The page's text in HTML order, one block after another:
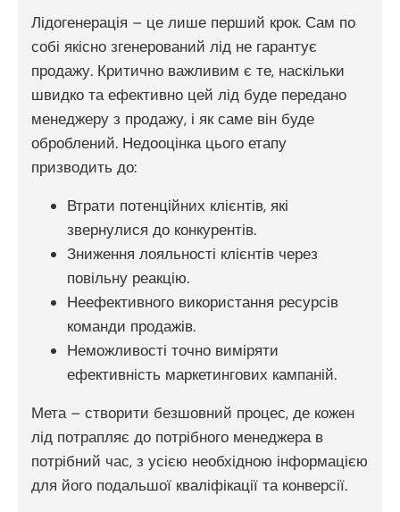
Лідогенерація – це лише перший крок. Сам по
собі якісно згенерований лід не гарантує
продажу. Критично важливим є те, наскільки
швидко та ефективно цей лід буде передано
менеджеру з продажу, і як саме він буде
оброблений. Недооцінка цього етапу
призводить до:
Втрати потенційних клієнтів, які
звернулися до конкурентів.
Зниження лояльності клієнтів через
повільну реакцію.
Неефективного використання ресурсів
команди продажів.
Неможливості точно виміряти
ефективність маркетингових кампаній.
Мета – створити безшовний процес, де кожен
лід потрапляє до потрібного менеджера в
потрібний час, з усією необхідною інформацією
для його подальшої кваліфікації та конверсії.